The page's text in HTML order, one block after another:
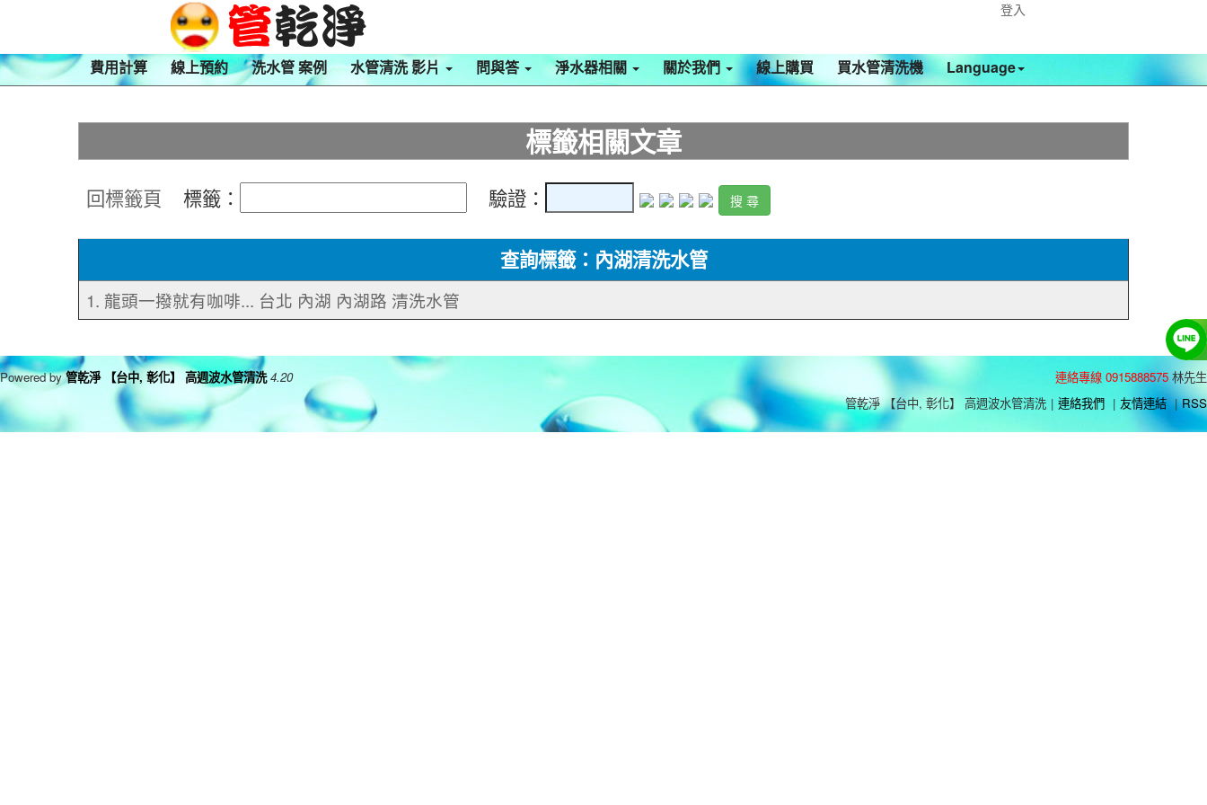
登入
費用計算 線上預約 洗水管 案例 水管清洗 影片 問與答 淨水器相關 關於我們 線上購買 買水管清洗機 Language
標籤相關文章
回標籤頁 標籤： 驗證：
查詢標籤：內湖清洗水管
1. 龍頭一撥就有咖啡... 台北 內湖 內湖路 清洗水管
連絡專線 0915888575 林先生
管乾淨 【台中, 彰化】 高週波水管清洗 | 連絡我們 | 友情連結 | RSS
Powered by管乾淨 【台中, 彰化】 高週波水管清洗 4.20